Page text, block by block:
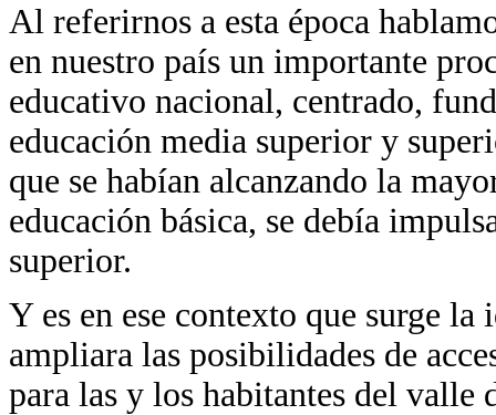
Al referirnos a esta época
en nuestro país un importante
educativo nacional, centrado,
educación media superior y
que se habían alcanzando la
educación básica, se debía
superior.
Y es en ese contexto que surge
ampliara las posibilidades de
para las y los habitantes del valle